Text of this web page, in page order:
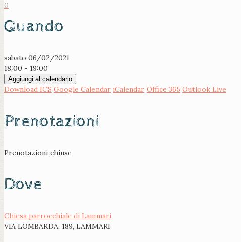
0
Quando
sabato 06/02/2021
18:00 - 19:00
Aggiungi al calendario
Download ICS Google Calendar iCalendar Office 365 Outlook Live
Prenotazioni
Prenotazioni chiuse
Dove
Chiesa parrocchiale di Lammari
VIA LOMBARDA, 189, LAMMARI